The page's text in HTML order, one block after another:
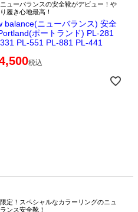
ューバランスの安全靴がデビュー！や
履き心地最高！
balance(ニューバランス) 安全
ポートランド) PL-281
PL-551 PL-881 PL-441
税込
定！スペシャルなカラーリングのニュ
ンス安全靴！